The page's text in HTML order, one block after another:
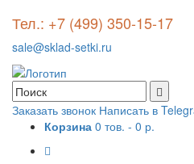
Тел.: +7 (499) 350-15-17
sale@sklad-setki.ru
Заказать звонок Написать в
Корзина 0 тов. - 0 р.